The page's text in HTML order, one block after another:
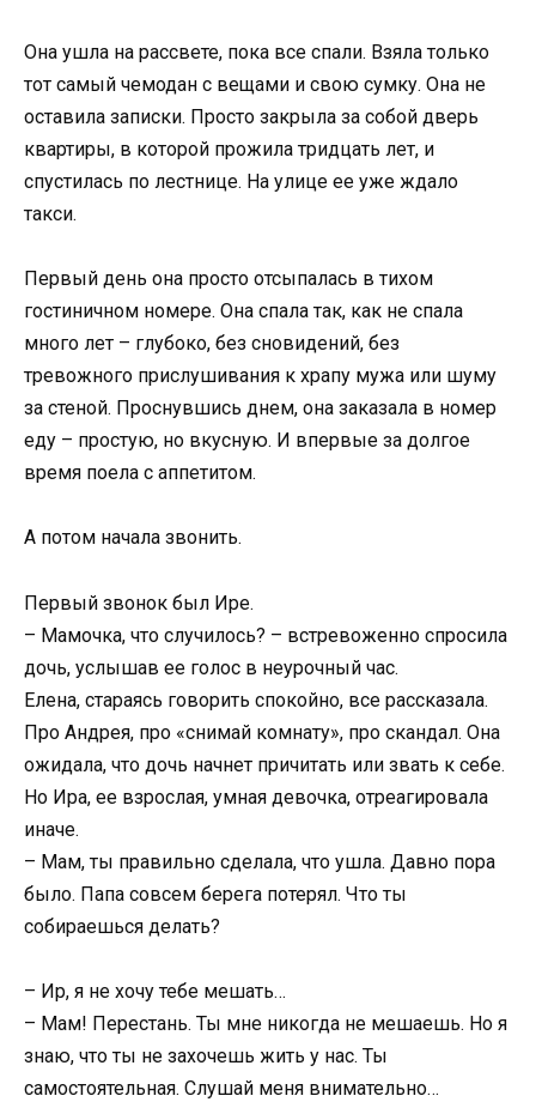
Она ушла на рассвете, пока все спали. Взяла только
тот самый чемодан с вещами и свою сумку. Она не
оставила записки. Просто закрыла за собой дверь
квартиры, в которой прожила тридцать лет, и
спустилась по лестнице. На улице ее уже ждало
такси.
Первый день она просто отсыпалась в тихом
гостиничном номере. Она спала так, как не спала
много лет – глубоко, без сновидений, без
тревожного прислушивания к храпу мужа или шуму
за стеной. Проснувшись днем, она заказала в номер
еду – простую, но вкусную. И впервые за долгое
время поела с аппетитом.
А потом начала звонить.
Первый звонок был Ире.
– Мамочка, что случилось? – встревоженно спросила
дочь, услышав ее голос в неурочный час.
Елена, стараясь говорить спокойно, все рассказала.
Про Андрея, про «снимай комнату», про скандал. Она
ожидала, что дочь начнет причитать или звать к себе.
Но Ира, ее взрослая, умная девочка, отреагировала
иначе.
– Мам, ты правильно сделала, что ушла. Давно пора
было. Папа совсем берега потерял. Что ты
собираешься делать?
– Ир, я не хочу тебе мешать…
– Мам! Перестань. Ты мне никогда не мешаешь. Но я
знаю, что ты не захочешь жить у нас. Ты
самостоятельная. Слушай меня внимательно…